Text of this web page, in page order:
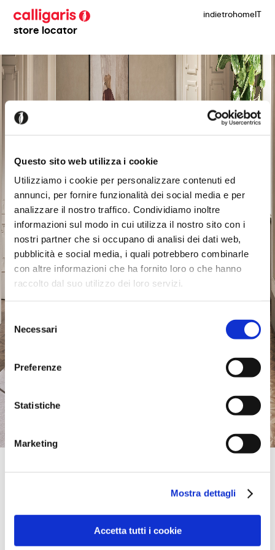
Questo sito web utilizza i cookie
Utilizziamo i cookie per personalizzare contenuti ed
annunci, per fornire funzionalità dei social media e per
analizzare il nostro traffico. Condividiamo inoltre
informazioni sul modo in cui utilizza il nostro sito con i
nostri partner che si occupano di analisi dei dati web,
pubblicità e social media, i quali potrebbero combinarle
con altre informazioni che ha fornito loro o che hanno
raccolto dal suo utilizzo dei loro servizi.
del
consenso
Necessari
Preferenze
Statistiche
Marketing
Mostra dettagli
Accetta tutti i cookie
store locator
indietrohomeIT
VIA PARUZZA, 30,
+39 0173440658
info@arredamentidestefanis.it